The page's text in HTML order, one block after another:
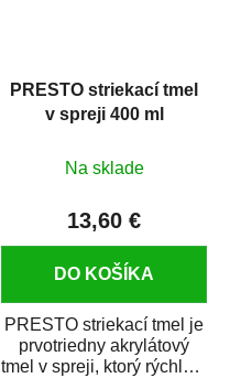
PRESTO striekací tmel
v spreji 400 ml
Na sklade
13,60 €
DO KOŠÍKA
PRESTO striekací tmel je
prvotriedny akrylátový
tmel v spreji, ktorý rýchlo a